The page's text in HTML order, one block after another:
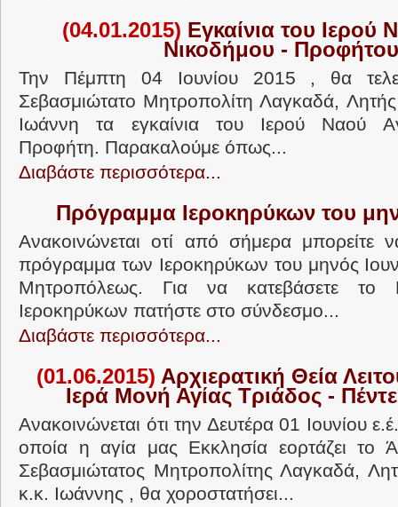
(04.01.2015) Εγκαίνια του Ιερού
Νικοδήμου - Προφήτου
Την Πέμπτη 04 Ιουνίου 2015 , θα
Σεβασμιώτατο Μητροπολίτη Λαγκαδά, Λητής
Ιωάννη τα εγκαίνια του Ιερού Ναού
Προφήτη. Παρακαλούμε όπως...
Διαβάστε περισσότερα...
Πρόγραμμα Ιεροκηρύκων του
Ανακοινώνεται οτί από σήμερα μπορείτε
πρόγραμμα των Ιεροκηρύκων του μηνός
Μητροπόλεως. Για να κατεβάσετε το
Ιεροκηρύκων πατήστε στο σύνδεσμο...
Διαβάστε περισσότερα...
(01.06.2015) Αρχιερατική Θεία
Ιερά Μονή Αγίας Τριάδος -
Ανακοινώνεται ότι την Δευτέρα 01 Ιουνίου
οποία η αγία μας Εκκλησία εορτάζει το
Σεβασμιώτατος Μητροπολίτης Λαγκαδά,
κ.κ. Ιωάννης , θα χοροστατήσει...